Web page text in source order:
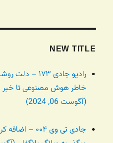
NEW TITLE
رادیو جادی
خاطر هوش مصنوعی تا خبر
(آگوست 06, 2024)
جادی تی وی